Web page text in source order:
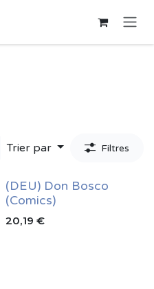
Trier par Filtres
(DEU) Don Bosco
(Comics)
20,19 €